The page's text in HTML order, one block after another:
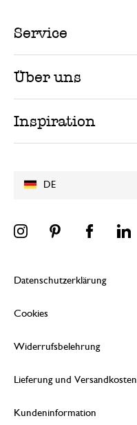
DE
Service
Über uns
Inspiration
Datenschutzerklärung
Cookies
Widerrufsbelehrung
Lieferung und Versandkosten
Kundeninformation